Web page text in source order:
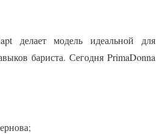
делает модель идеальной для
бариста. Сегодня PrimaDonna